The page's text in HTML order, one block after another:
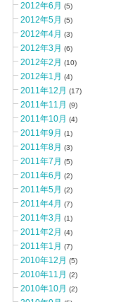
2012年6月 (5)
2012年5月 (5)
2012年4月 (3)
2012年3月 (6)
2012年2月 (10)
2012年1月 (4)
2011年12月 (17)
2011年11月 (9)
2011年10月 (4)
2011年9月 (1)
2011年8月 (3)
2011年7月 (5)
2011年6月 (2)
2011年5月 (2)
2011年4月 (7)
2011年3月 (1)
2011年2月 (4)
2011年1月 (7)
2010年12月 (5)
2010年11月 (2)
2010年10月 (2)